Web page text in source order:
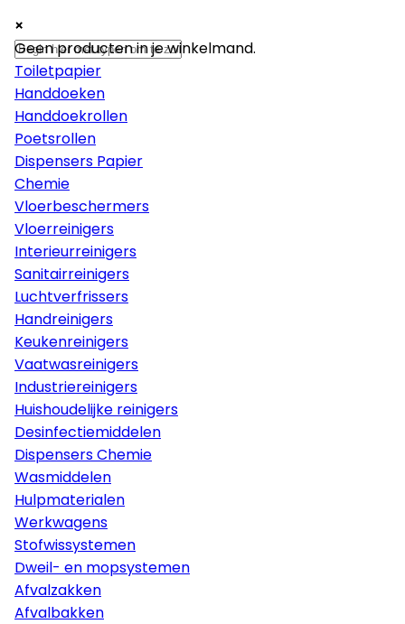
×
Papier
Toiletpapier
Handdoeken
Handdoekrollen
Poetsrollen
Dispensers Papier
Chemie
Vloerbeschermers
Vloerreinigers
Interieurreinigers
Sanitairreinigers
Luchtverfrissers
Handreinigers
Keukenreinigers
Vaatwasreinigers
Industriereinigers
Huishoudelijke reinigers
Desinfectiemiddelen
Dispensers Chemie
Wasmiddelen
Hulpmaterialen
Werkwagens
Stofwissystemen
Dweil- en mopsystemen
Afvalzakken
Afvalbakken
×
×
Geen producten in je winkelmand.